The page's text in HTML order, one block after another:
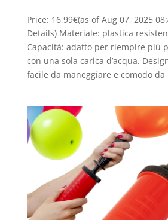
Price: 16,99€(as of Aug 07, 2025
Details) Materiale: plastica
Capacità: adatto per riempire più
con una sola carica d’acqua.
facile da maneggiare e comodo da